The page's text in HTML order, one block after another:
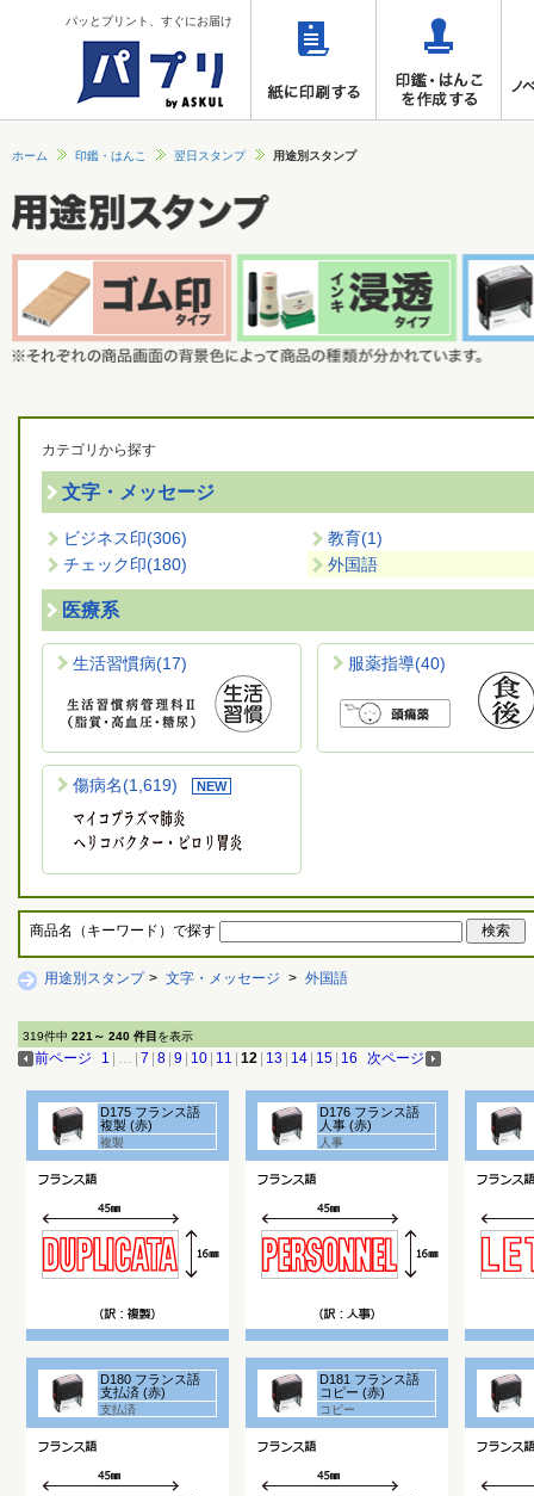
パッとプリント、すぐにお届け
ホーム 印鑑・はんこ 翌日スタンプ 用途別スタンプ
カテゴリから探す
文字・メッセージ
ビジネス印(306) 教育(1)
チェック印(180) 外国語
医療系
生活習慣病(17) 服薬指導(40)
傷病名(1,619)
商品名（キーワード）で探す
用途別スタンプ > 文字・メッセージ > 外国語
319件中 221～ 240 件目 を表示
前ページ 1 … 7 8 9 10 11 12 13 14 15 16 次ページ
D175 フランス語
複製 (赤)
複製
D176 フランス語
人事 (赤)
人事
D180 フランス語
支払済 (赤)
支払済
D181 フランス語
コピー (赤)
コピー